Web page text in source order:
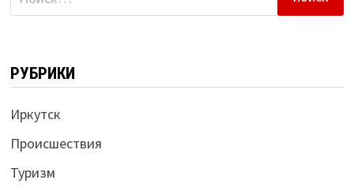
РУБРИКИ
Иркутск
Происшествия
Туризм